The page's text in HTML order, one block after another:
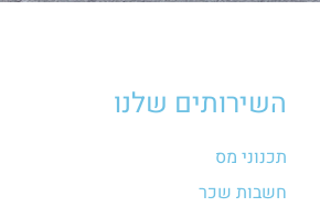
השירותים שלנו
תכנוני מס
חשבות שכר